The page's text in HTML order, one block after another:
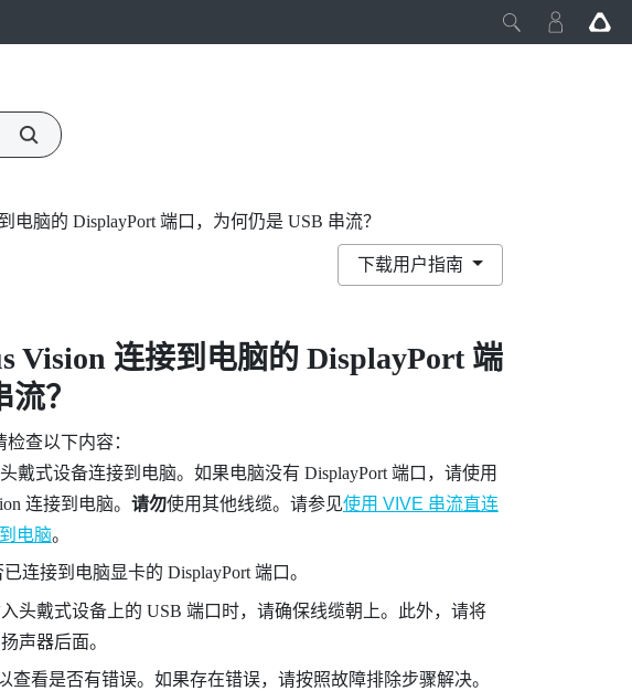
电脑的 DisplayPort 端口，为何仍是 USB 串流？
下载用户指南
Vision 连接到电脑的 DisplayPort端
？
查以下内容：
戴式设备连接到电脑。如果电脑没有 DisplayPort端口，请使用
连接到电脑。 请勿使用其他线缆。请参见使用 VIVE 串流直连
电脑。
连接到电脑显卡的 DisplayPort端口。
头戴式设备上的 USB 端口时，请确保线缆朝上。此外，请将
声器后面。
查看是否有错误。如果存在错误，请按照故障排除步骤解决。